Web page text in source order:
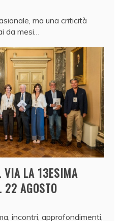
ma una criticità
da mesi…
VIA LA 13ESIMA
22 AGOSTO
incontri, approfondimenti,